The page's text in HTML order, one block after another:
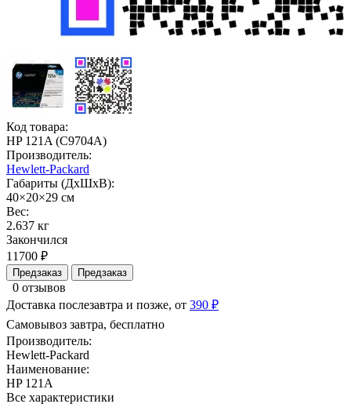
Код товара:
HP 121A (C9704A)
Производитель:
Hewlett-Packard
Габариты (ДхШхВ):
40×20×29 см
Вес:
2.637 кг
Закончился
11700 ₽
Предзаказ Предзаказ
0 отзывов
Доставка послезавтра и позже, от 390 ₽
Самовывоз завтра, бесплатно
Производитель:
Hewlett-Packard
Наименование:
HP 121A
Все характеристики